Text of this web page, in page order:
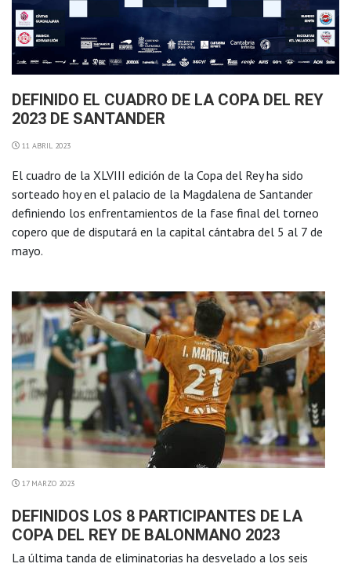
DEFINIDO EL CUADRO DE LA COPA DEL REY
2023 DE SANTANDER
11 ABRIL 2023
El cuadro de la XLVIII edición de la Copa del Rey ha sido
sorteado hoy en el palacio de la Magdalena de Santander
definiendo los enfrentamientos de la fase final del torneo
copero que de disputará en la capital cántabra del 5 al 7 de
mayo.
17 MARZO 2023
DEFINIDOS LOS 8 PARTICIPANTES DE LA
COPA DEL REY DE BALONMANO 2023
La última tanda de eliminatorias ha desvelado a los seis